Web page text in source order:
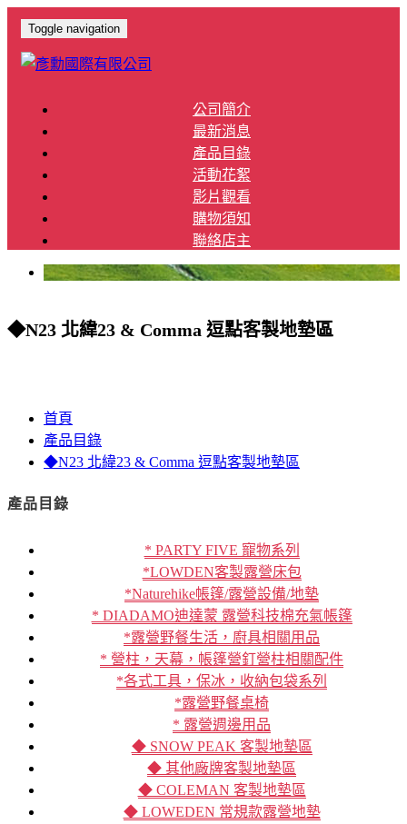
Toggle navigation
公司簡介
最新消息
產品目錄
活動花絮
影片觀看
購物須知
聯絡店主
◆N23 北緯23 & Comma 逗點客製地墊區
首頁
產品目錄
◆N23 北緯23 & Comma 逗點客製地墊區
產品目錄
* PARTY FIVE 寵物系列
*LOWDEN客製露營床包
*Naturehike帳篷/露營設備/地墊
* DIADAMO迪達蒙 露營科技棉充氣帳篷
*露營野餐生活，廚具相關用品
* 營柱，天幕，帳篷營釘營柱相關配件
*各式工具，保冰，收納包袋系列
*露營野餐桌椅
* 露營週邊用品
◆ SNOW PEAK 客製地墊區
◆ 其他廠牌客製地墊區
◆ COLEMAN 客製地墊區
◆ LOWEDEN 常規款露營地墊